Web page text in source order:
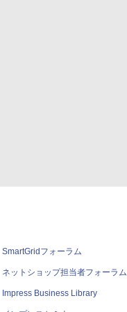
SmartGridフォーラム
ネットショップ担当者フォーラム
Impress Business Library